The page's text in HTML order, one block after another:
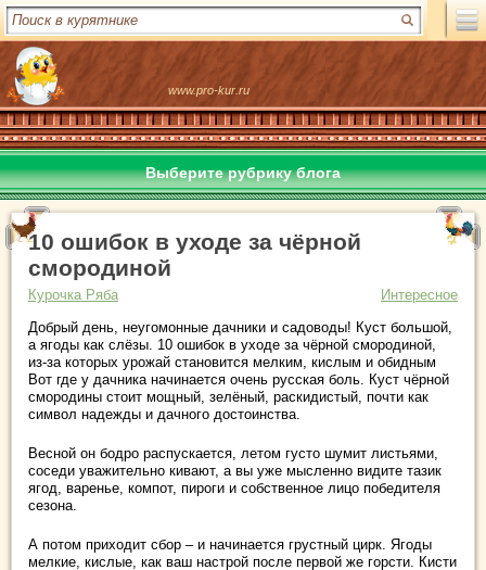
www.pro-kur.ru
Выберите рубрику блога
10 ошибок в уходе за чёрной
смородиной
Курочка Ряба
Интересное
Добрый день, неугомонные дачники и садоводы! Куст большой,
а ягоды как слёзы. 10 ошибок в уходе за чёрной смородиной,
из-за которых урожай становится мелким, кислым и обидным
Вот где у дачника начинается очень русская боль. Куст чёрной
смородины стоит мощный, зелёный, раскидистый, почти как
символ надежды и дачного достоинства.
Весной он бодро распускается, летом густо шумит листьями,
соседи уважительно кивают, а вы уже мысленно видите тазик
ягод, варенье, компот, пироги и собственное лицо победителя
сезона.
А потом приходит сбор – и начинается грустный цирк. Ягоды
мелкие, кислые, как ваш настрой после первой же горсти. Кисти